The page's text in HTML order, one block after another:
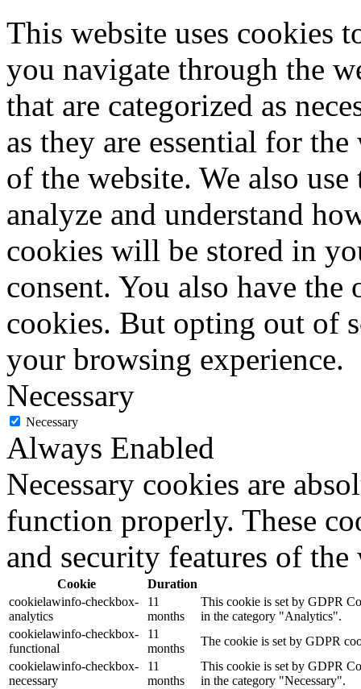
This website uses cookies
you navigate through the
that are categorized as
as they are essential for
of the website. We also
analyze and understand
cookies will be stored in
consent. You also have
cookies. But opting out of
your browsing experience.
Necessary
Necessary
Always Enabled
Necessary cookies are
function properly. These
and security features of
Cookie
Duration
cookielawinfo-checkbox-
analytics
11
months
This cookie is set by GDPR
in the category "Analytics".
cookielawinfo-checkbox-
functional
11
months
The cookie is set by GDPR
cookielawinfo-checkbox-
necessary
11
months
This cookie is set by GDPR
in the category "Necessary".